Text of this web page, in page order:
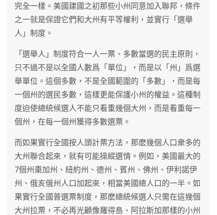
完全一樣。美國建國之初那些小州同意加入聯邦，條件
之一就是保證它們和大州有平等權利，並實行「選舉
人」制度。
「選舉人」制度符合一人一票、多數當選的民主原則，
只不過不是以全國人數爲「單位」，而是以「州」爲選
舉單位。這個多數，不是全國範圍的「多數」，而是每
一個州的選民多數，這樣更能保護小州的權益。這種制
度迫使總統候選人不能只看重幾個大州，而是看重每一
個州，在每一個州獲得多數選票。
而如果實行全國按人頭計票方法，那麽幾個人口衆多的
大州聯合起來，就有可能操縱選情。例如，美國最大的
7個州棗加州、紐約州、德州、賓州、佛州、伊利諾伊
州、俄亥俄州人口加起來，相當美國總人口的一半。如
果實行全國普選票制度，那麽總統候選人只需在這幾個
大州拉票，不必再光顧像羅得島、阿拉斯加那樣的小州